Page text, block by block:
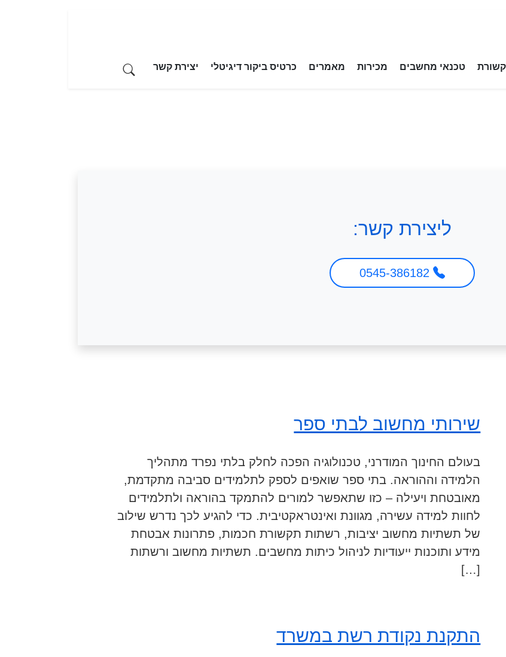
טכנאי מחשבים מכירות מאמרים כרטיס ביקור דיגיטלי יצירת קשר
ליצירת קשר:
שירותי מחשוב לבתי ספר
בעולם החינוך המודרני, טכנולוגיה הפכה לחלק בלתי נפרד מתהליך
הלמידה וההוראה. בתי ספר שואפים לספק לתלמידים סביבה מתקדמת,
מאובטחת ויעילה – כזו שתאפשר למורים להתמקד בהוראה ולתלמידים
לחוות למידה עשירה, מגוונת ואינטראקטיבית. כדי להגיע לכך נדרש שילוב
של תשתיות מחשוב יציבות, רשתות תקשורת חכמות, פתרונות אבטחת
מידע ותוכנות ייעודיות לניהול כיתות מחשבים. תשתיות מחשוב ורשתות
[…]
התקנת נקודת רשת במשרד